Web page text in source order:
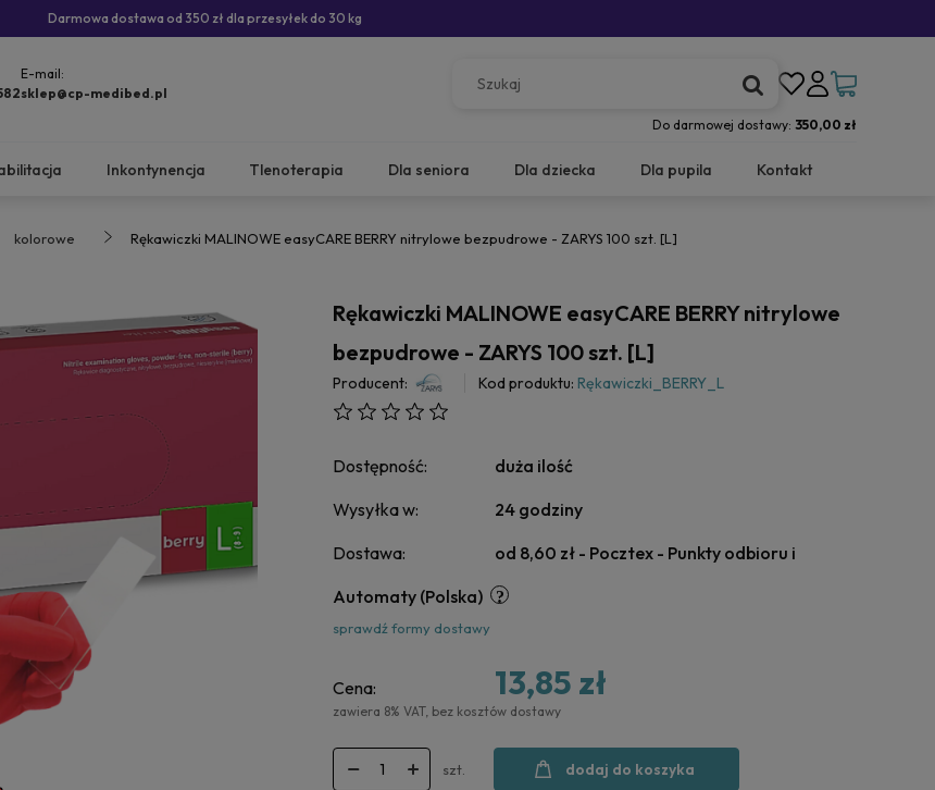
Darmowa dostawa od 350 zł dla przesyłek do 30 kg
E-mail:
sklep@cp-medibed.pl
Do darmowej dostawy: 350,00 zł
Inkontynencja Tlenoterapia Dla seniora Dla dziecka Dla pupila Kontakt
kolorowe Rękawiczki MALINOWE easyCARE BERRY nitrylowe bezpudrowe - ZARYS 100 szt. [L]
Rękawiczki MALINOWE easyCARE BERRY nitrylowe
bezpudrowe - ZARYS 100 szt. [L]
Producent: Kod produktu: Rękawiczki_BERRY_L
Dostępność:
duża ilość
Wysyłka w:
24 godziny
Dostawa:
od 8,60 zł - Pocztex - Punkty odbioru i
Automaty (Polska)
sprawdź formy dostawy
Cena: 13,85 zł
zawiera 8% VAT, bez kosztów dostawy
szt. dodaj do koszyka